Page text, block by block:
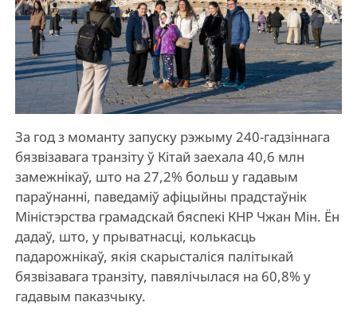
За год з моманту запуску рэжыму 240-гадзіннага
бязвізавага транзіту ў Кітай заехала 40,6 млн
замежнікаў, што на 27,2% больш у гадавым
параўнанні, паведаміў афіцыйны прадстаўнік
Міністэрства грамадскай бяспекі КНР Чжан Мін. Ён
дадаў, што, у прыватнасці, колькасць
падарожнікаў, якія скарысталіся палітыкай
бязвізавага транзіту, павялічылася на 60,8% у
гадавым паказчыку.